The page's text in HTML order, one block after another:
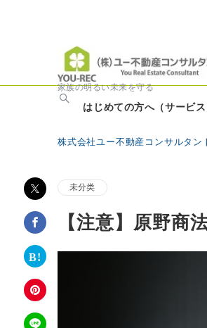
家族の明るい未来を守る
はじめての方へ（サービス
株式会社ユー不動産コンサルタン
未分类
【注意】原野商